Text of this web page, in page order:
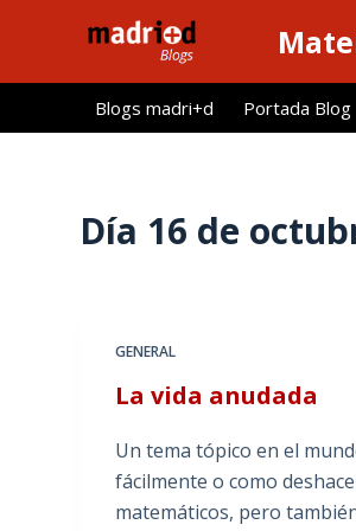
l
Blogs madri+d Portada Blog
Día 16 de
GENERAL
La vida anudada
Un tema tópico en el
fácilmente o como
matemáticos, pero